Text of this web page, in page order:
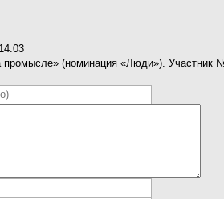
промысле» (номинация «Люди»).